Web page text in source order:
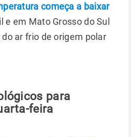
começa a baixar
e em Mato Grosso do Sul
ar frio de origem polar
para
feira